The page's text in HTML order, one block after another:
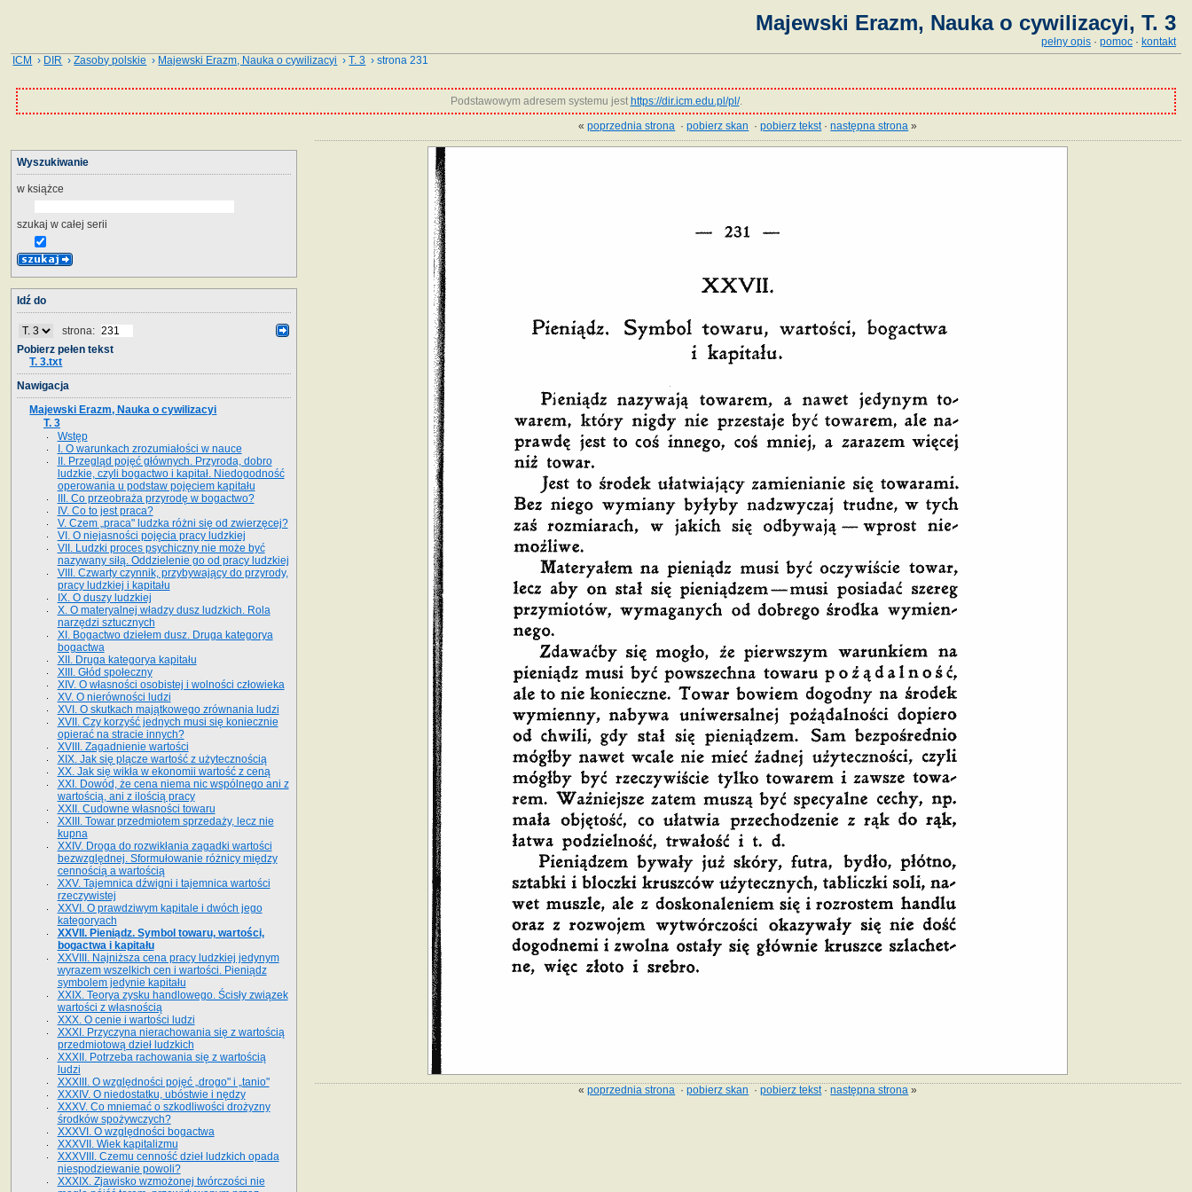
Majewski Erazm, Nauka o cywilizacyi, T. 3
pełny opis · pomoc · kontakt
ICM › DIR ›Zasoby polskie › Majewski Erazm, Nauka o cywilizacyi ›T. 3 › strona 231
Podstawowym adresem systemu jest https://dir.icm.edu.pl/pl/.
«poprzednia strona ·pobierz skan ·pobierz tekst·następna strona »
«poprzednia strona ·pobierz skan ·pobierz tekst·następna strona »
Wyszukiwanie
w książce
szukaj w całej serii
Idź do
strona:
Pobierz pełen tekst
T. 3.txt
Nawigacja
Majewski Erazm, Nauka o cywilizacyi
T. 3
Wstęp
I. O warunkach zrozumiałości w nauce
II. Przegląd pojęć głównych. Przyroda, dobro
ludzkie, czyli bogactwo i kapitał. Niedogodność
operowania u podstaw pojęciem kapitału
III. Co przeobraża przyrodę w bogactwo?
IV. Co to jest praca?
V. Czem „praca" ludzka różni się od zwierzęcej?
VI. O niejasności pojęcia pracy ludzkiej
VII. Ludzki proces psychiczny nie może być
nazywany siłą. Oddzielenie go od pracy ludzkiej
VIII. Czwarty czynnik, przybywający do przyrody,
pracy ludzkiej i kapitału
IX. O duszy ludzkiej
X. O materyalnej władzy dusz ludzkich. Rola
narzędzi sztucznych
XI. Bogactwo dziełem dusz. Druga kategorya
bogactwa
XII. Druga kategorya kapitału
XIII. Głód społeczny
XIV. O własności osobistej i wolności człowieka
XV. O nierówności ludzi
XVI. O skutkach majątkowego zrównania ludzi
XVII. Czy korzyść jednych musi się koniecznie
opierać na stracie innych?
XVIII. Zagadnienie wartości
XIX. Jak się plącze wartość z użytecznością
XX. Jak się wikła w ekonomii wartość z ceną
XXI. Dowód, że cena niema nic wspólnego ani z
wartością, ani z ilością pracy
XXII. Cudowne własności towaru
XXIII. Towar przedmiotem sprzedaży, lecz nie
kupna
XXIV. Droga do rozwikłania zagadki wartości
bezwzględnej. Sformułowanie różnicy między
cennością a wartością
XXV. Tajemnica dźwigni i tajemnica wartości
rzeczywistej
XXVI. O prawdziwym kapitale i dwóch jego
kategoryach
XXVII. Pieniądz. Symbol towaru, wartości,
bogactwa i kapitału
XXVIII. Najniższa cena pracy ludzkiej jedynym
wyrazem wszelkich cen i wartości. Pieniądz
symbolem jedynie kapitału
XXIX. Teorya zysku handlowego. Ścisły związek
wartości z własnością
XXX. O cenie i wartości ludzi
XXXI. Przyczyna nierachowania się z wartością
przedmiotową dzieł ludzkich
XXXII. Potrzeba rachowania się z wartością
ludzi
XXXIII. O względności pojęć „drogo" i „tanio"
XXXIV. O niedostatku, ubóstwie i nędzy
XXXV. Co mniemać o szkodliwości drożyzny
środków spożywczych?
XXXVI. O względności bogactwa
XXXVII. Wiek kapitalizmu
XXXVIII. Czemu cenność dzieł ludzkich opada
niespodziewanie powoli?
XXXIX. Zjawisko wzmożonej twórczości nie